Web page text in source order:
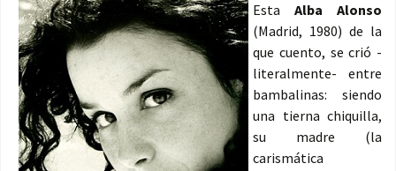
Esta Alba Alonso
(Madrid, 1980) de la
que cuento, se crió -
literalmente- entre
bambalinas: siendo
una tierna chiquilla,
su madre (la
carismática